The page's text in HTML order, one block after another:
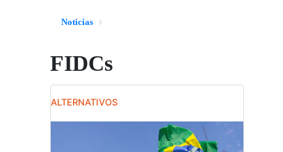
Noticias
FIDCs
ALTERNATIVOS